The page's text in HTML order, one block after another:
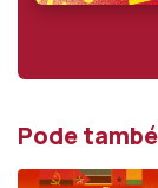
Pode